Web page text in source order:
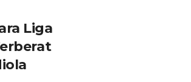
Liga